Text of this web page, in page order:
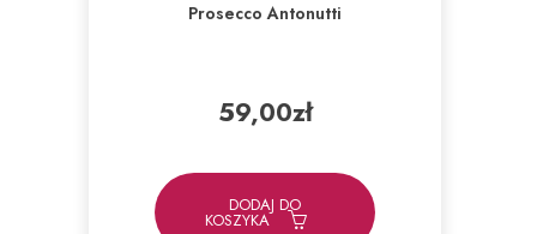
Prosecco Antonutti
59,00zł
DODAJ DO
KOSZYKA